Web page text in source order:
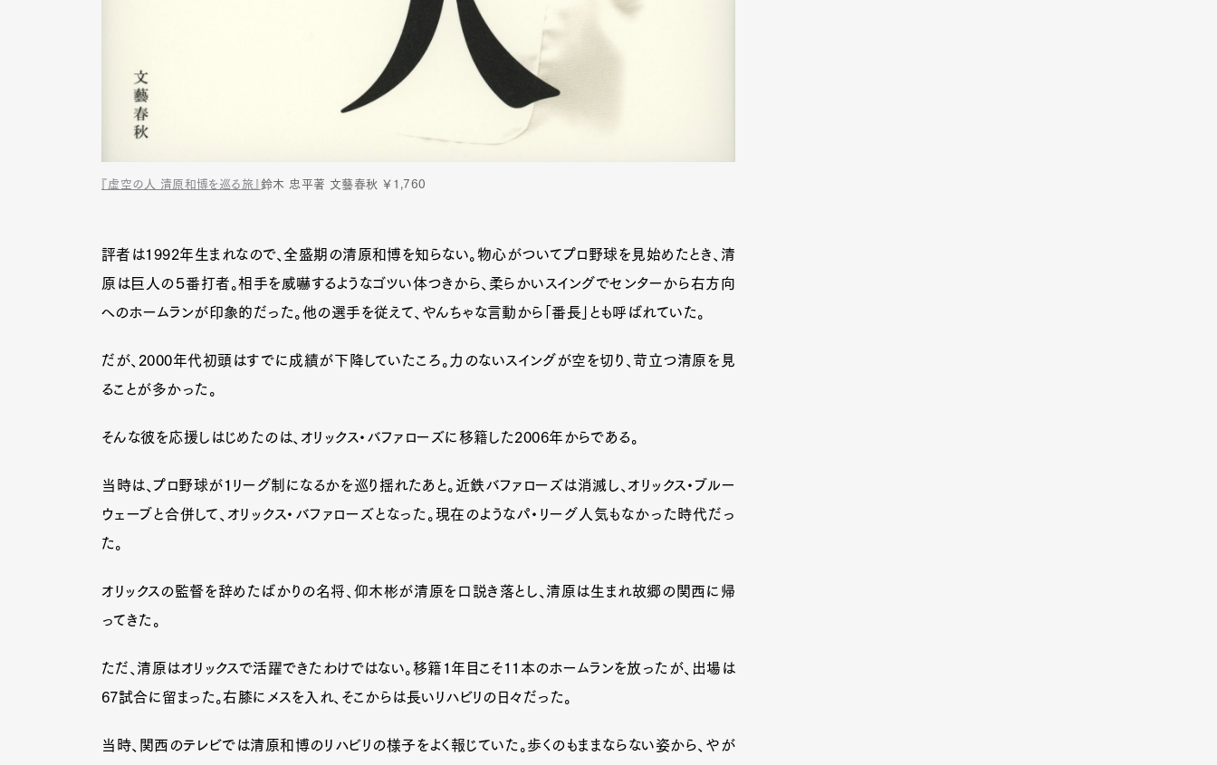
Art&Design Watch
Fashion
『虚空の人 清原和博を巡る旅』 鈴木 忠平著 文藝春秋 ￥1,760
評者は1992年生まれなので、全盛期の清原和博を知らない。物心がついてプロ野球を見始めたとき、清
原は巨人の５番打者。相手を威嚇するようなゴツい体つきから、柔らかいスイングでセンターから右方向
へのホームランが印象的だった。他の選手を従えて、やんちゃな言動から「番長」とも呼ばれていた。
だが、2000年代初頭はすでに成績が下降していたころ。力のないスイングが空を切り、苛立つ清原を見
ることが多かった。
そんな彼を応援しはじめたのは、オリックス・バファローズに移籍した2006年からである。
当時は、プロ野球が１リーグ制になるかを巡り揺れたあと。近鉄バファローズは消滅し、オリックス・ブルー
ウェーブと合併して、オリックス・バファローズとなった。現在のようなパ・リーグ人気もなかった時代だっ
た。
オリックスの監督を辞めたばかりの名将、仰木彬が清原を口説き落とし、清原は生まれ故郷の関西に帰
ってきた。
ただ、清原はオリックスで活躍できたわけではない。移籍1年目こそ11本のホームランを放ったが、出場は
67試合に留まった。右膝にメスを入れ、そこからは長いリハビリの日々だった。
当時、関西のテレビでは清原和博のリハビリの様子をよく報じていた。歩くのもままならない姿から、やが